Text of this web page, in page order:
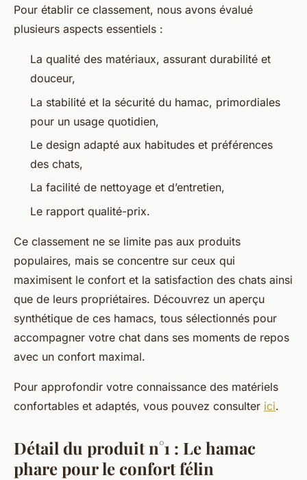
Pour établir ce classement, nous avons évalué
plusieurs aspects essentiels :
La qualité des matériaux, assurant durabilité et
douceur,
La stabilité et la sécurité du hamac, primordiales
pour un usage quotidien,
Le design adapté aux habitudes et préférences
des chats,
La facilité de nettoyage et d’entretien,
Le rapport qualité-prix.
Ce classement ne se limite pas aux produits
populaires, mais se concentre sur ceux qui
maximisent le confort et la satisfaction des chats ainsi
que de leurs propriétaires. Découvrez un aperçu
synthétique de ces hamacs, tous sélectionnés pour
accompagner votre chat dans ses moments de repos
avec un confort maximal.
Pour approfondir votre connaissance des matériels
confortables et adaptés, vous pouvez consulter ici.
Détail du produit n°1 : Le hamac
phare pour le confort félin